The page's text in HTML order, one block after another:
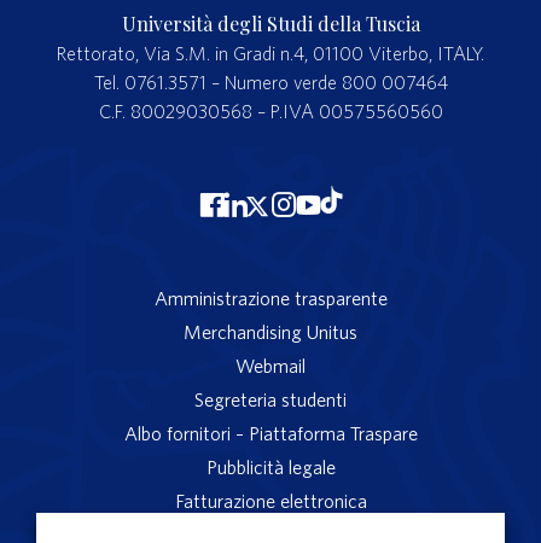
Università degli Studi della Tuscia
Rettorato, Via S.M. in Gradi n.4, 01100 Viterbo, ITALY.
Tel. 0761.3571 – Numero verde 800 007464
C.F. 80029030568 – P.IVA 00575560560
Amministrazione trasparente
Merchandising Unitus
Webmail
Segreteria studenti
Albo fornitori – Piattaforma Traspare
Pubblicità legale
Fatturazione elettronica